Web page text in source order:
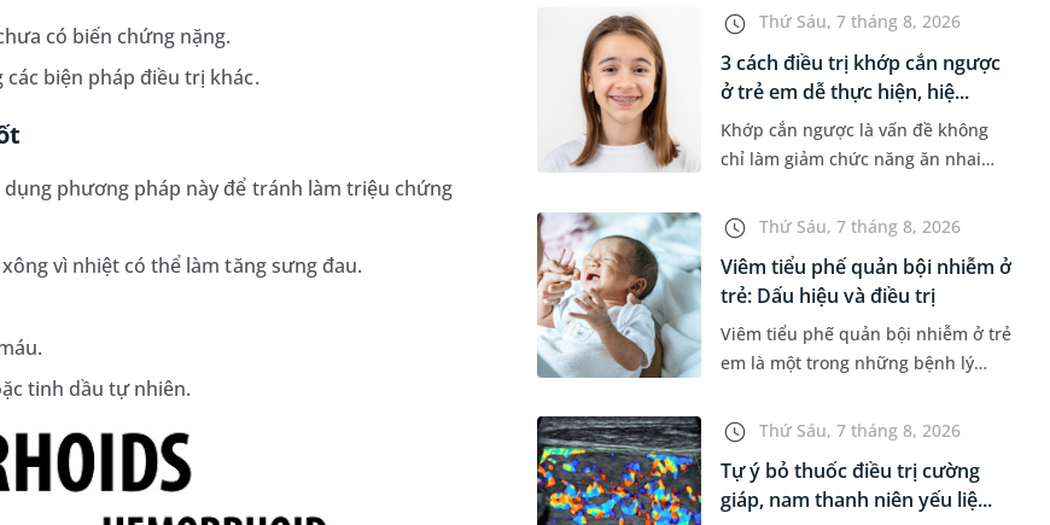
có biến chứng nặng.
biện pháp điều trị khác.
phương pháp này để tránh làm triệu chứng
vì nhiệt có thể làm tăng sưng đau.
tinh dầu tự nhiên.
trường hợp thường xuyên bơi ở
những hồ bơi nhân tạo. Bài v...
Thứ Sáu, 7 tháng 8, 2026
3 cách điều trị khớp cắn ngược
ở trẻ em dễ thực hiện, hiệ...
Khớp cắn ngược là vấn đề không
chỉ làm giảm chức năng ăn nhai
đối của khuôn mặt. Do đó, cần khắc
phục sớm tình trạng này để...
Thứ Sáu, 7 tháng 8, 2026
Viêm tiểu phế quản bội nhiễm ở
trẻ: Dấu hiệu và điều trị
Viêm tiểu phế quản bội nhiễm ở trẻ
em là một trong những bệnh lý
bùng phát vào thời điểm giao mùa.
Khi những tổn thương ban đầ...
Thứ Sáu, 7 tháng 8, 2026
Tự ý bỏ thuốc điều trị cường
giáp, nam thanh niên yếu liệ...